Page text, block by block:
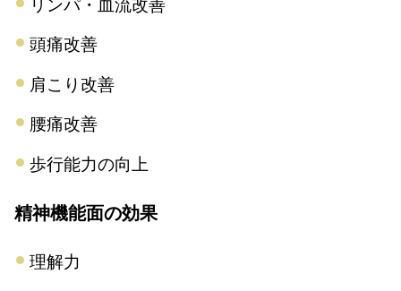
リンパ・血流改善
頭痛改善
肩こり改善
腰痛改善
歩行能力の向上
精神機能面の効果
理解力